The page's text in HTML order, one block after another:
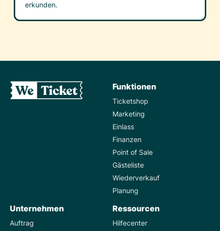
erkunden.
Funktionen
Ticketshop
Marketing
Einlass
Finanzen
Point of Sale
Gästeliste
Wiederverkauf
Planung
Unternehmen
Auftrag
Ressourcen
Hilfecenter